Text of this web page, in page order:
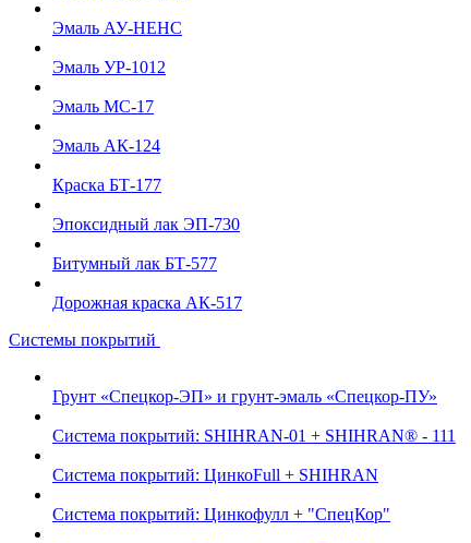
Эмаль АУ-НЕНС
Эмаль УР-1012
Эмаль МС-17
Эмаль АК-124
Краска БТ-177
Эпоксидный лак ЭП-730
Битумный лак БТ-577
Дорожная краска АК-517
Системы покрытий
Грунт «Спецкор-ЭП» и грунт-эмаль «Спецкор-ПУ»
Система покрытий: SHIHRAN-01 + SHIHRAN® - 111
Система покрытий: ЦинкоFull + SHIHRAN
Система покрытий: Цинкофулл + "СпецКор"